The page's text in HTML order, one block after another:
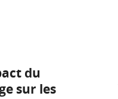
du
sur les